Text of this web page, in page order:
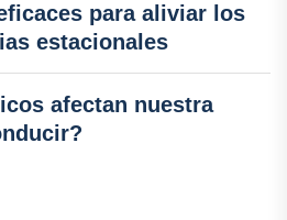
para aliviar los
estacionales
afectan nuestra